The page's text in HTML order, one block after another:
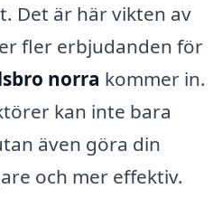
Det är här vikten av
fler erbjudanden för
norra kommer in.
kan inte bara
även göra din
och mer effektiv.